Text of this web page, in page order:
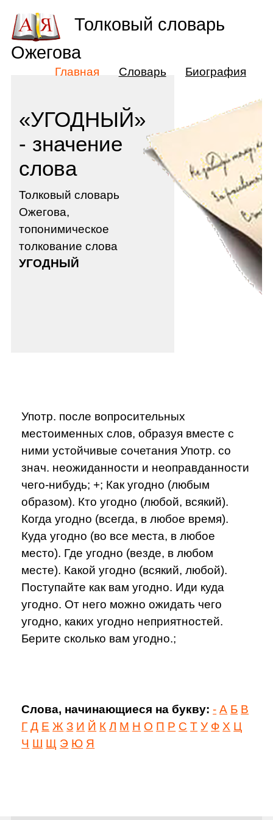
«УГОДНЫЙ»
- значение
слова
Толковый словарь
Ожегова,
топонимическое
толкование слова
УГОДНЫЙ
Употр. после вопросительных
местоименных слов, образуя вместе с
ними устойчивые сочетания Употр. со
знач. неожиданности и неоправданности
чего-нибудь; +; Как угодно (любым
образом). Кто угодно (любой, всякий).
Когда угодно (всегда, в любое время).
Куда угодно (во все места, в любое
место). Где угодно (везде, в любом
месте). Какой угодно (всякий, любой).
Поступайте как вам угодно. Иди куда
угодно. От него можно ожидать чего
угодно, каких угодно неприятностей.
Берите сколько вам угодно.;
Слова, начинающиеся на букву: - А Б В
Г Д Е Ж З И Й К Л М Н О П Р С Т У Ф Х Ц
Ч Ш Щ Э Ю Я
Толковый словарь
Ожегова
Главная Словарь Биография